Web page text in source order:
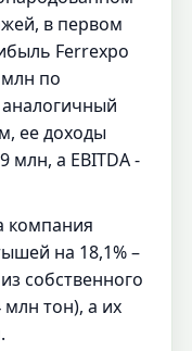
в первом
Ferrexpo
млн по
ее доходы
млн, а EBITDA -
компания
на 18,1% –
собственного
млн тон), а их